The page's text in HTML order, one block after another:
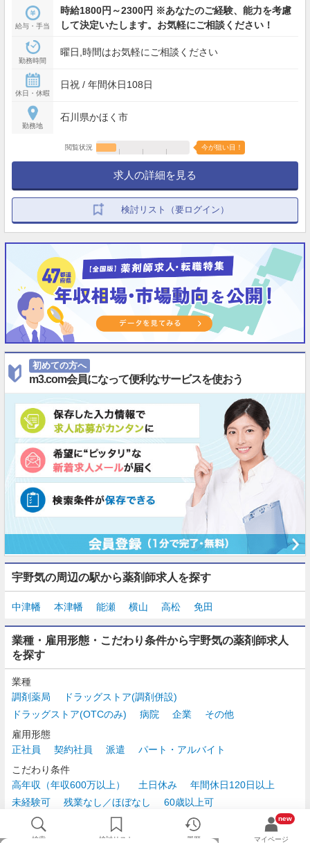
給与・手当
時給1800円～2300円 ※あなたのご経験、能力を考慮
して決定いたします。お気軽にご相談ください！
勤務時間
曜日,時間はお気軽にご相談ください
休日・休暇
日祝 / 年間休日108日
勤務地
石川県かほく市
閲覧状況 今が狙い目！
求人の詳細を見る
検討リスト（要ログイン）
初めての方へ
m3.com会員になって便利なサービスを使おう
宇野気の周辺の駅から薬剤師求人を探す
中津幡 本津幡 能瀬 横山 高松 免田
業種・雇用形態・こだわり条件から宇野気の薬剤師求人
を探す
業種
調剤薬局
ドラッグストア(調剤併設)
ドラッグストア(OTCのみ)
病院 企業
その他
雇用形態
正社員
契約社員 派遣
パート・アルバイト
こだわり条件
高年収（年収600万以上）
土日休み
年間休日120日以上
未経験可
残業なし／ほぼなし
60歳以上可
時給2,500円以上
検索 検討リスト 履歴
new
マイページ